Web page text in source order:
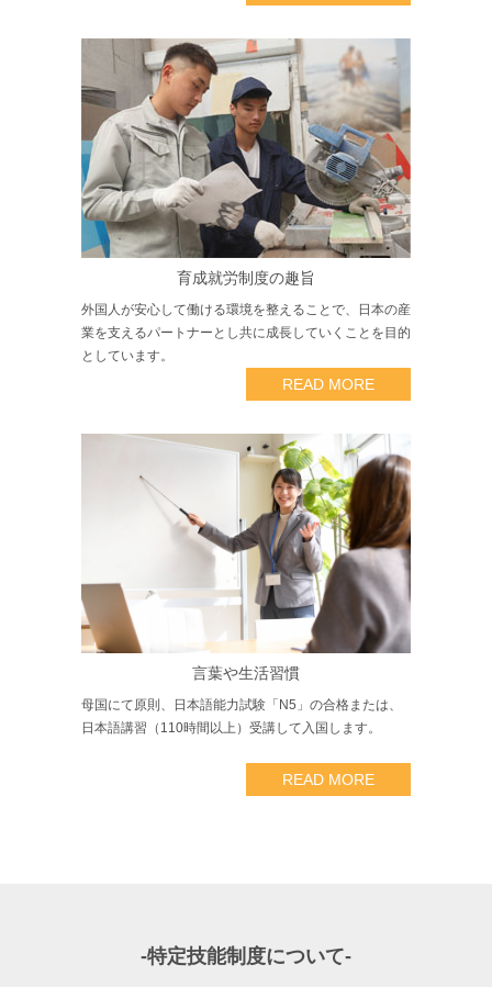
育成就労制度の趣旨
外国人が安心して働ける環境を整えることで、日本の産
業を支えるパートナーとし共に成長していくことを目的
としています。
READ MORE
言葉や生活習慣
母国にて原則、日本語能力試験「N5」の合格または、
日本語講習（110時間以上）受講して入国します。
READ MORE
-特定技能制度について-